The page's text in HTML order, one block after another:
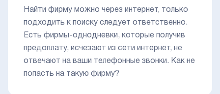
Найти фирму можно через интернет, только
подходить к поиску следует ответственно.
Есть фирмы-однодневки, которые получив
предоплату, исчезают из сети интернет, не
отвечают на ваши телефонные звонки. Как не
попасть на такую фирму?